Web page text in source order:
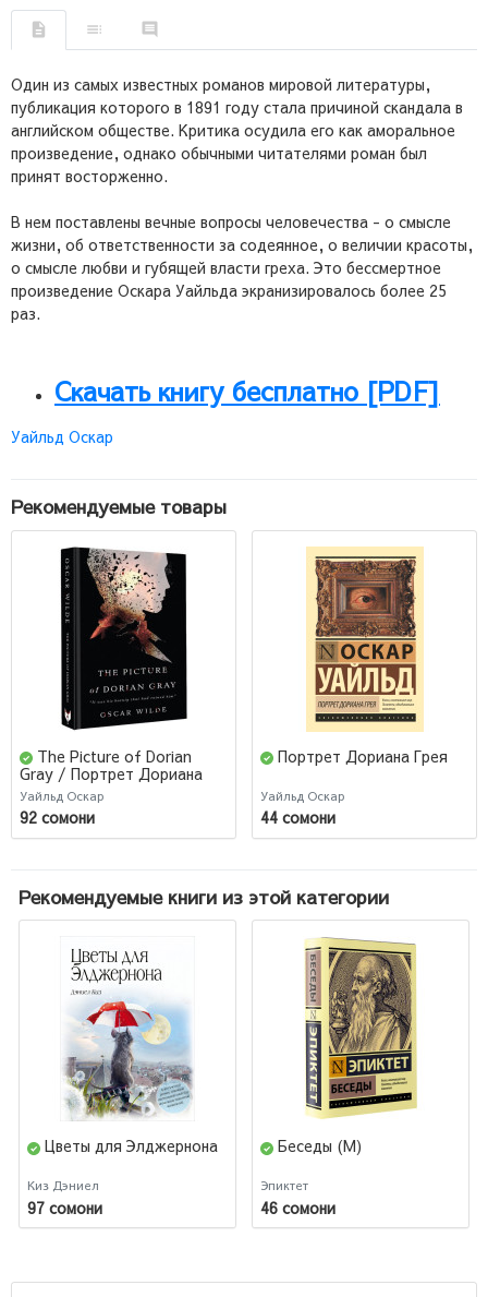
Один из самых известных романов мировой литературы,
публикация которого в 1891 году стала причиной скандала в
английском обществе. Критика осудила его как аморальное
произведение, однако обычными читателями роман был
принят восторженно.
В нем поставлены вечные вопросы человечества - о смысле
жизни, об ответственности за содеянное, о величии красоты,
о смысле любви и губящей власти греха. Это бессмертное
произведение Оскара Уайльда экранизировалось более 25
раз.
Скачать книгу бесплатно [PDF]
Уайльд Оскар
Рекомендуемые товары
The Picture of Dorian
Gray / Портрет Дориана
Грея
Уайльд Оскар
92 сомони
Портрет Дориана Грея
Уайльд Оскар
44 сомони
Рекомендуемые книги из этой категории
Цветы для Элджернона
Киз Дэниел
97 сомони
Беседы (М)
Эпиктет
46 сомони